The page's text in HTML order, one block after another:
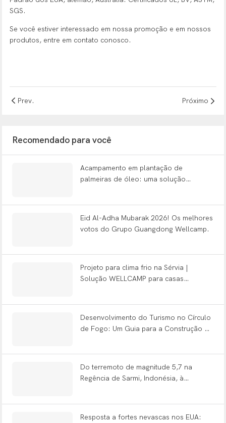
SGS.
Se você estiver interessado em nossa promoção e em nossos
produtos, entre em contato conosco.
Prev. Próximo
Recomendado para você
Acampamento em plantação de
palmeiras de óleo: uma solução
Eid Al-Adha Mubarak 2026! Os melhores
votos do Grupo Guangdong Wellcamp.
Projeto para clima frio na Sérvia |
Solução WELLCAMP para casas
Desenvolvimento do Turismo no Círculo
de Fogo: Um Guia para a Construção de
Do terremoto de magnitude 5,7 na
Regência de Sarmi, Indonésia, à
Resposta a fortes nevascas nos EUA: